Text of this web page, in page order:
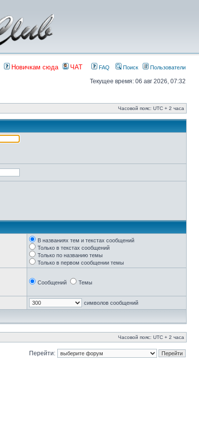
Новичкам сюда ЧАТ FAQ Поиск Пользователи
Текущее время: 06 авг 2026, 07:32
Часовой пояс: UTC + 2 часа
В названиях тем и текстах сообщений
Только в текстах сообщений
Только по названию темы
Только в первом сообщении темы
Сообщений Темы
символов сообщений
Часовой пояс: UTC + 2 часа
Перейти: